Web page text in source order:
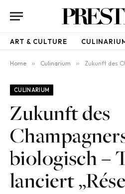
ART & CULTURE
Home » Culinarium » Zukunft des
CULINARIUM
Zukunft des
biologisch –
lanciert